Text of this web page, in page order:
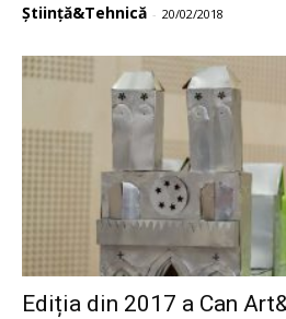
Știință&Tehnică - 20/02/2018
Ediția din 2017 a Can